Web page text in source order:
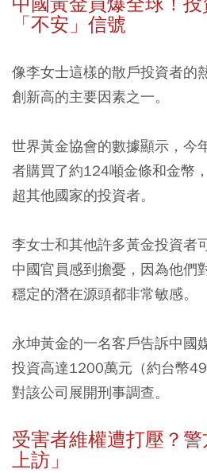
「不安」信號
像李女士這樣的散戶投資者的
創新高的主要因素之一。
世界黃金協會的數據顯示，今
者購買了約124噸金條和金幣
超其他國家的投資者。
李女士和其他許多黃金投資者
中國官員感到擔憂，因為他們
穩定的潛在源頭都非常敏感。
永坤黃金的一名客戶告訴中國
投資高達1200萬元（約台幣
對該公司展開刑事調查。
受害者維權遭打壓？
上訪」